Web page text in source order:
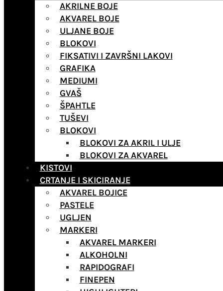
AKRILNE BOJE
AKVAREL BOJE
ULJANE BOJE
BLOKOVI
FIKSATIVI I ZAVRŠNI LAKOVI
GRAFIKA
MEDIUMI
GVAŠ
ŠPAHTLE
TUŠEVI
BLOKOVI
BLOKOVI ZA AKRIL I ULJE
BLOKOVI ZA AKVAREL
KISTOVI
CRTANJE I SKICIRANJE
AKVAREL BOJICE
PASTELE
UGLJEN
MARKERI
AKVAREL MARKERI
ALKOHOLNI
RAPIDOGRAFI
FINEPEN